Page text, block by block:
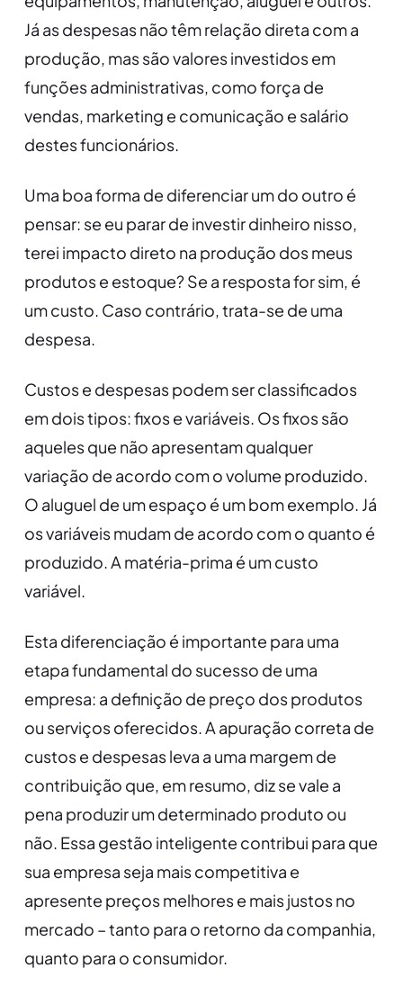
Já as despesas não têm relação direta com a
produção, mas são valores investidos em
funções administrativas, como força de
vendas, marketing e comunicação e salário
destes funcionários.
Uma boa forma de diferenciar um do outro é
pensar: se eu parar de investir dinheiro nisso,
terei impacto direto na produção dos meus
produtos e estoque? Se a resposta for sim, é
um custo. Caso contrário, trata-se de uma
despesa.
Custos e despesas podem ser classificados
em dois tipos: fixos e variáveis. Os fixos são
aqueles que não apresentam qualquer
variação de acordo com o volume produzido.
O aluguel de um espaço é um bom exemplo. Já
os variáveis mudam de acordo com o quanto é
produzido. A matéria-prima é um custo
variável.
Esta diferenciação é importante para uma
etapa fundamental do sucesso de uma
empresa: a definição de preço dos produtos
ou serviços oferecidos. A apuração correta de
custos e despesas leva a uma margem de
contribuição que, em resumo, diz se vale a
pena produzir um determinado produto ou
não. Essa gestão inteligente contribui para que
sua empresa seja mais competitiva e
apresente preços melhores e mais justos no
mercado – tanto para o retorno da companhia,
quanto para o consumidor.